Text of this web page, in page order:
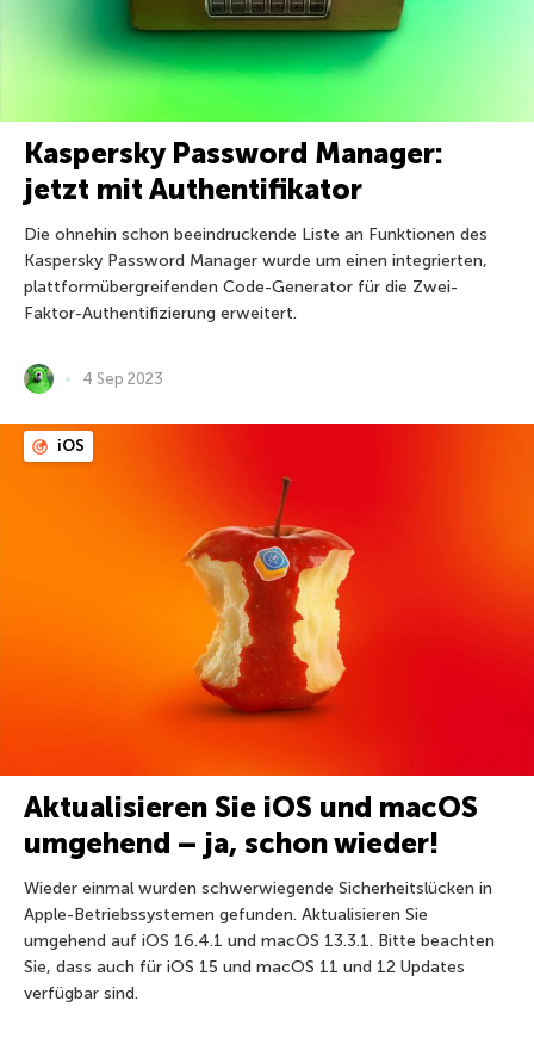
Kaspersky Password Manager:
jetzt mit Authentifikator
Die ohnehin schon beeindruckende Liste an Funktionen des
Kaspersky Password Manager wurde um einen integrierten,
plattformübergreifenden Code-Generator für die Zwei-
Faktor-Authentifizierung erweitert.
4 Sep 2023
iOS
Aktualisieren Sie iOS und macOS
umgehend – ja, schon wieder!
Wieder einmal wurden schwerwiegende Sicherheitslücken in
Apple-Betriebssystemen gefunden. Aktualisieren Sie
umgehend auf iOS 16.4.1 und macOS 13.3.1. Bitte beachten
Sie, dass auch für iOS 15 und macOS 11 und 12 Updates
verfügbar sind.